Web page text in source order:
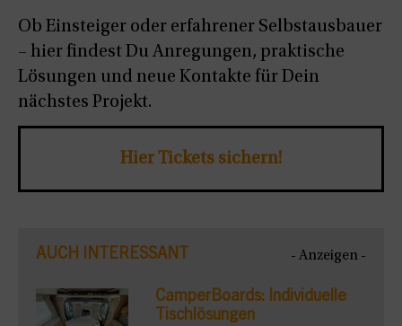
Ob Einsteiger oder erfahrener Selbstausbauer
– hier findest Du Anregungen, praktische
Lösungen und neue Kontakte für Dein
nächstes Projekt.
Hier Tickets sichern!
AUCH INTERESSANT - Anzeigen -
CamperBoards: Individuelle
Tischlösungen